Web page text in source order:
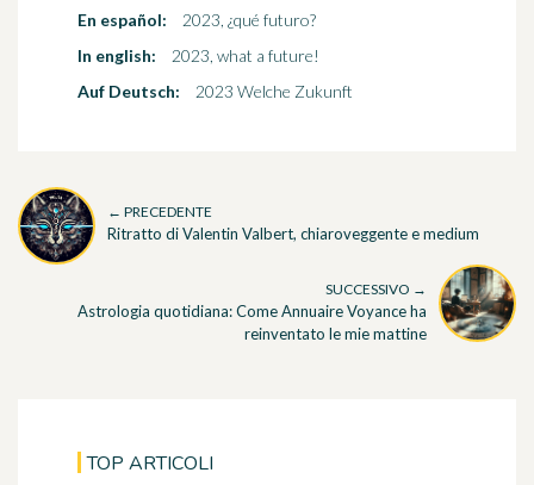
En español:
2023, ¿qué futuro?
In english:
2023, what a future!
Auf Deutsch:
2023 Welche Zukunft
← PRECEDENTE
Ritratto di Valentin Valbert, chiaroveggente e medium
SUCCESSIVO →
Astrologia quotidiana: Come Annuaire Voyance ha
reinventato le mie mattine
TOP ARTICOLI